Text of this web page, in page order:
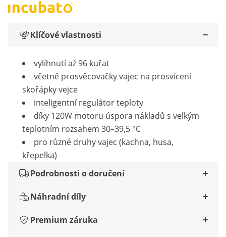
Klíčové vlastnosti
vylíhnutí až 96 kuřat
včetně prosvěcovačky vajec na prosvícení
skořápky vejce
inteligentní regulátor teploty
díky 120W motoru úspora nákladů s velkým
teplotním rozsahem 30–39,5 °C
pro různé druhy vajec (kachna, husa,
křepelka)
Podrobnosti o doručení
Náhradní díly
Premium záruka